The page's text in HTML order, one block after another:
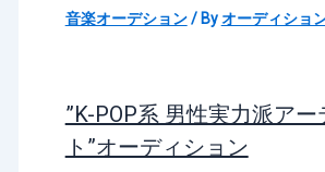
音楽オーデション/ Byオーディショ
”K-POP系 男性実力派アー
ト”オーディション